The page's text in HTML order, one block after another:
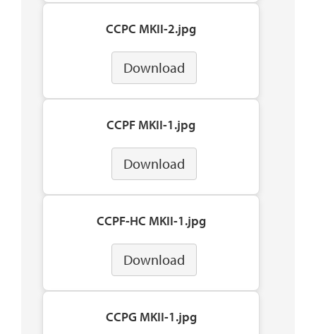
CCPC MKII-2.jpg
Download
CCPF MKII-1.jpg
Download
CCPF-HC MKII-1.jpg
Download
CCPG MKII-1.jpg